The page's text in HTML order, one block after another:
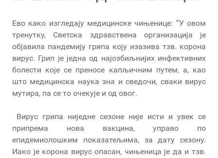
Ево како изгледају медицинске чињенице: ”У овом
тренутку, Светска здравствена организација је
објавила пандемију грипа коју изазива тзв. корона
вирус. Грип је једна од најозбиљнијих инфективних
болести које се преносе капљичним путем, а, као
што медицинска наука зна и сведочи, сваки вирус
мутира, па се то очекује и од овог.
Вирус грипа ниједне сезоне није исти и увек се
припрема нова вакцина, управо по
епидемиолошким показатељима, за дату сезону.
Иако је корона вирус опасан, чињеница је да и тзв.